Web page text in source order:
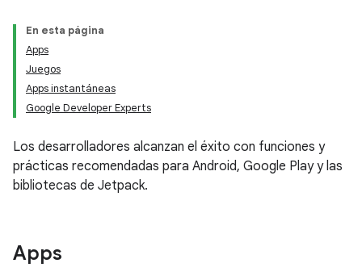
En esta página
Apps
Juegos
Apps instantáneas
Google Developer Experts
Los desarrolladores alcanzan el éxito con funciones y
prácticas recomendadas para Android, Google Play y las
bibliotecas de Jetpack.
Apps